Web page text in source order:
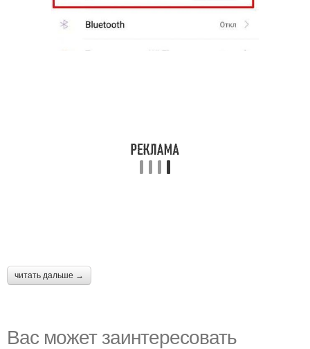
читать дальше →
Вас может заинтересовать